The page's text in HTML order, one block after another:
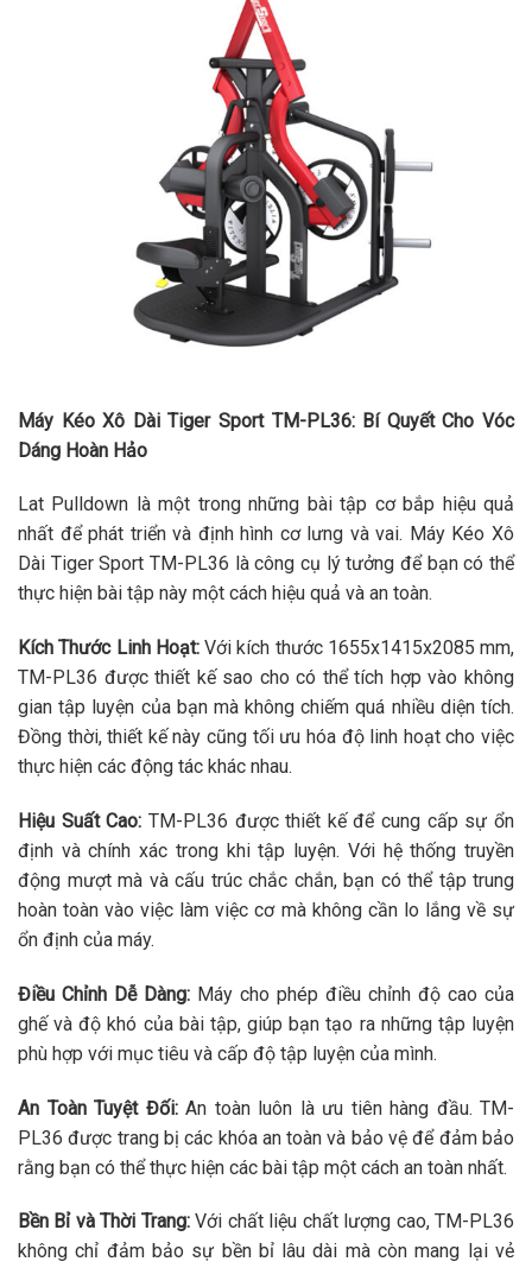
Máy Kéo Xô Dài Tiger Sport TM-PL36: Bí Quyết Cho Vóc
Dáng Hoàn Hảo
Lat Pulldown là một trong những bài tập cơ bắp hiệu quả
nhất để phát triển và định hình cơ lưng và vai. Máy Kéo Xô
Dài Tiger Sport TM-PL36 là công cụ lý tưởng để bạn có thể
thực hiện bài tập này một cách hiệu quả và an toàn.
Kích Thước Linh Hoạt:Với kích thước 1655x1415x2085 mm,
TM-PL36 được thiết kế sao cho có thể tích hợp vào không
gian tập luyện của bạn mà không chiếm quá nhiều diện tích.
Đồng thời, thiết kế này cũng tối ưu hóa độ linh hoạt cho việc
thực hiện các động tác khác nhau.
Hiệu Suất Cao: TM-PL36 được thiết kế để cung cấp sự ổn
định và chính xác trong khi tập luyện. Với hệ thống truyền
động mượt mà và cấu trúc chắc chắn, bạn có thể tập trung
hoàn toàn vào việc làm việc cơ mà không cần lo lắng về sự
ổn định của máy.
Điều Chỉnh Dễ Dàng: Máy cho phép điều chỉnh độ cao của
ghế và độ khó của bài tập, giúp bạn tạo ra những tập luyện
phù hợp với mục tiêu và cấp độ tập luyện của mình.
An Toàn Tuyệt Đối:An toàn luôn là ưu tiên hàng đầu. TM-
PL36 được trang bị các khóa an toàn và bảo vệ để đảm bảo
rằng bạn có thể thực hiện các bài tập một cách an toàn nhất.
Bền Bỉ và Thời Trang:Với chất liệu chất lượng cao, TM-PL36
không chỉ đảm bảo sự bền bỉ lâu dài mà còn mang lại vẻ